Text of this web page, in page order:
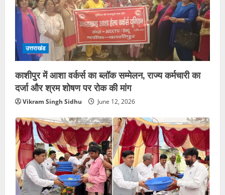
उत्तराखंड
काशीपुर में आशा वर्कर्स का ब्लॉक सम्मेलन, राज्य कर्मचारी का
दर्जा और श्रम शोषण पर रोक की मांग
Vikram Singh Sidhu June 12, 2026